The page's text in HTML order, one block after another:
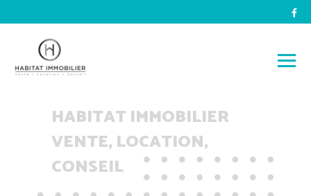
HABITAT IMMOBILIER
VENTE, LOCATION,
CONSEIL